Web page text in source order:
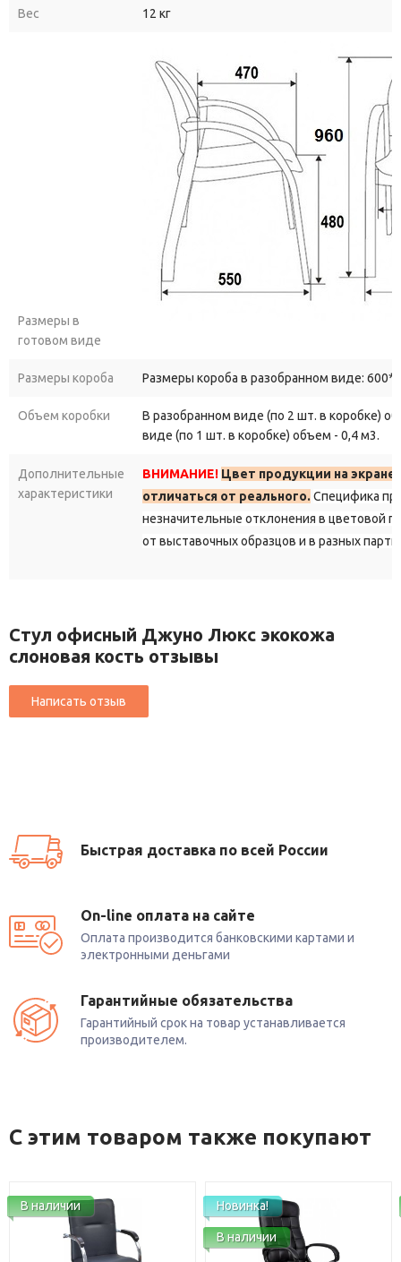
Вес 12 кг
Размеры в
готовом виде
Размеры короба Размеры короба в разобранном виде:
Объем коробки
В разобранном виде (по 2 шт. в коробке)
виде (по 1 шт. в коробке) объем - 0,4 м3.
Дополнительные
характеристики
ВНИМАНИЕ! Цвет продукции на
отличаться от реального. Специфика
незначительные отклонения в цветовой
от выставочных образцов и в разных
Стул офисный Джуно Люкс экокожа
слоновая кость отзывы
Быстрая доставка по всей России
On-line оплата на сайте
Оплата производится банковскими картами и
электронными деньгами
Гарантийные обязательства
Гарантийный срок на товар устанавливается
производителем.
С этим товаром также покупают
В наличии Новинка!
В наличии